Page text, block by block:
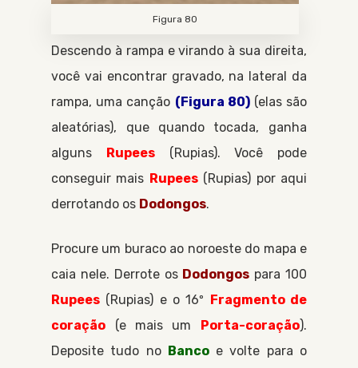
Figura 80
Descendo à rampa e virando à sua direita,
você vai encontrar gravado, na lateral da
rampa, uma canção (Figura 80)(elas são
aleatórias), que quando tocada, ganha
alguns
Rupees Rupias . Você pode
conseguir mais Rupees Rupias
por aqui
derrotando os Dodongos.
Procure um buraco ao noroeste do mapa e
caia nele. Derrote os Dodongos para 100
Rupees
Rupias e o 16º
Fragmento de
coração (e mais um Porta-coração).
Deposite tudo no Bancoe volte para o